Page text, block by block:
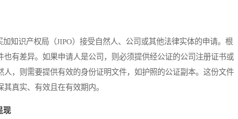
识产权局（JIPO）接受自然人、公司或其他法律实体的申请。根
有差异。如果申请人是公司，则必须提供经公证的公司注册证书或
，则需要提供有效的身份证明文件，如护照的公证副本。这份文件
真实、有效且在有效期内。
现